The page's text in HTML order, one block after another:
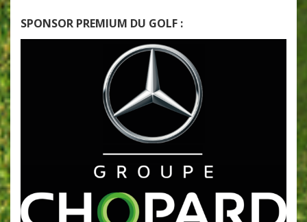
SPONSOR PREMIUM DU GOLF :